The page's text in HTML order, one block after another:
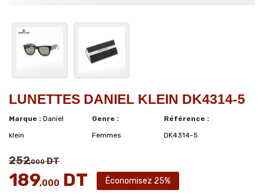
LUNETTES DANIEL KLEIN DK4314-5
Marque : Daniel
klein
Genre :
Femmes
Référence :
DK4314-5
252,000DT
189,000 DT Économisez 25%